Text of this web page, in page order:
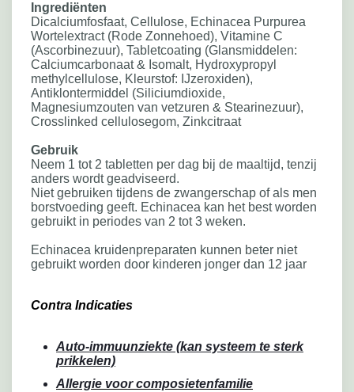
Ingrediënten
Dicalciumfosfaat, Cellulose, Echinacea Purpurea
Wortelextract (Rode Zonnehoed), Vitamine C
(Ascorbinezuur), Tabletcoating (Glansmiddelen:
Calciumcarbonaat & Isomalt, Hydroxypropyl
methylcellulose, Kleurstof: IJzeroxiden),
Antiklontermiddel (Siliciumdioxide,
Magnesiumzouten van vetzuren & Stearinezuur),
Crosslinked cellulosegom, Zinkcitraat
Gebruik
Neem 1 tot 2 tabletten per dag bij de maaltijd, tenzij
anders wordt geadviseerd.
Niet gebruiken tijdens de zwangerschap of als men
borstvoeding geeft. Echinacea kan het best worden
gebruikt in periodes van 2 tot 3 weken.
Echinacea kruidenpreparaten kunnen beter niet
gebruikt worden door kinderen jonger dan 12 jaar
Contra Indicaties
Auto-immuunziekte (kan systeem te sterk
prikkelen)
Allergie voor composietenfamilie